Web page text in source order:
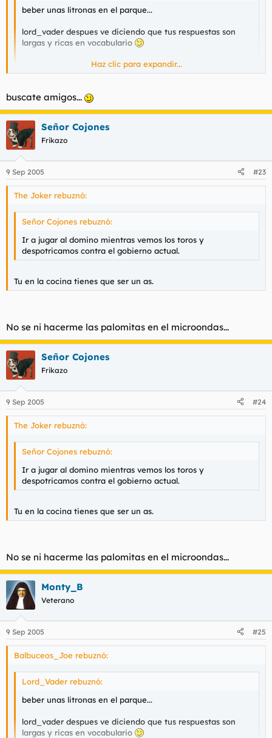
beber unas litronas en el parque...
lord_vader despues ve diciendo que tus respuestas son
largas y ricas en vocabulario
:?
Haz clic para expandir...
buscate amigos...
Señor Cojones
Frikazo
9 Sep 2005 #23
The Joker rebuznó:
Señor Cojones rebuznó:
Ir a jugar al domino mientras vemos los toros y
despotricamos contra el gobierno actual.
Tu en la cocina tienes que ser un as.
No se ni hacerme las palomitas en el microondas...
Señor Cojones
Frikazo
9 Sep 2005 #24
The Joker rebuznó:
Señor Cojones rebuznó:
Ir a jugar al domino mientras vemos los toros y
despotricamos contra el gobierno actual.
Tu en la cocina tienes que ser un as.
No se ni hacerme las palomitas en el microondas...
Monty_B
Veterano
9 Sep 2005 #25
Balbuceos_Joe rebuznó:
Lord_Vader rebuznó:
beber unas litronas en el parque...
lord_vader despues ve diciendo que tus respuestas son
largas y ricas en vocabulario